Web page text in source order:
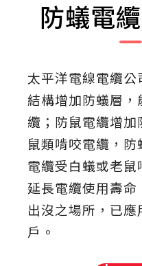
防蟻電
太平洋電線電纜
結構增加防蟻層
纜；防鼠電纜增
鼠類啃咬電纜，
電纜受白蟻或老鼠
延長電纜使用壽
出沒之場所，已
戶。